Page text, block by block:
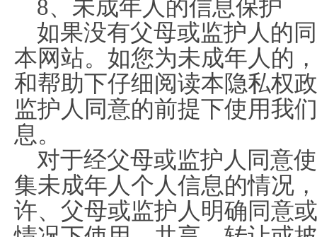
8、未成年人的信息保护
如果没有父母或监护人的
本网站。如您为未成年人的
和帮助下仔细阅读本隐私权
监护人同意的前提下使用我
息。
对于经父母或监护人同意
集未成年人个人信息的情况
许、父母或监护人明确同意